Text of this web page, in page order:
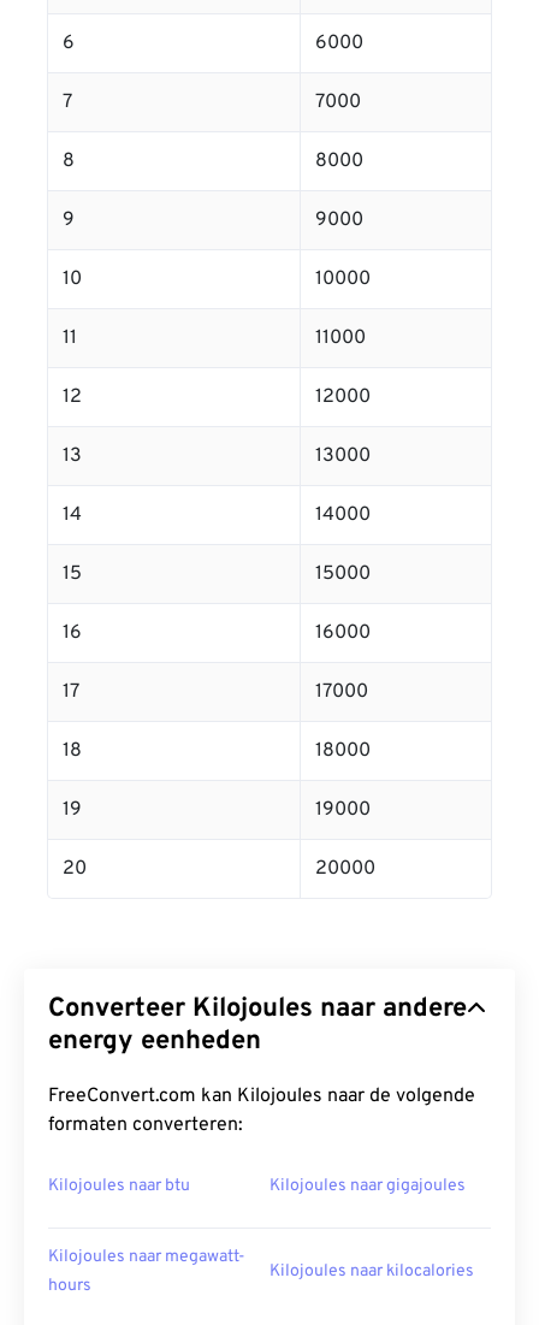
6 6000
7 7000
8 8000
9 9000
10 10000
11 11000
12 12000
13 13000
14 14000
15 15000
16 16000
17 17000
18 18000
19 19000
20 20000
Converteer Kilojoules naar andere
energy eenheden
FreeConvert.com kan Kilojoules naar de volgende
formaten converteren:
Kilojoules naar btu Kilojoules naar gigajoules
Kilojoules naar megawatt-
hours
Kilojoules naar kilocalories